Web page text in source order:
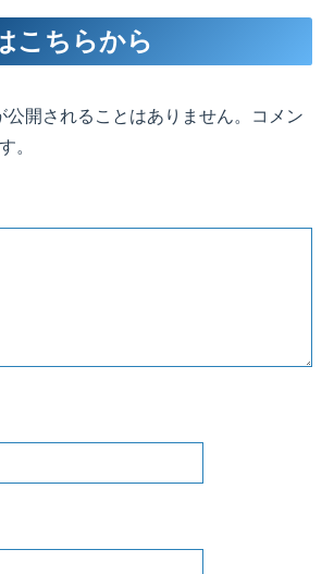
こちらから
公開されることはありません。コメン
。